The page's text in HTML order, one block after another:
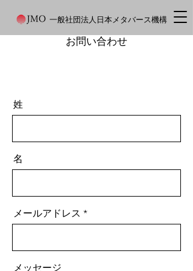
一般社団法人日本メタバース機構
お問い合わせ
姓
名
メールアドレス
メッセージ